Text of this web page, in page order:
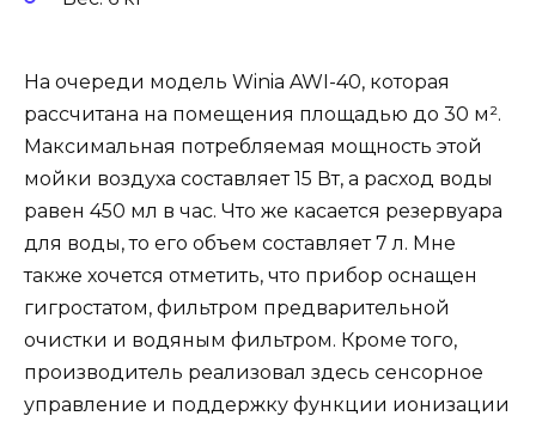
На очереди модель Winia AWI-40, которая
рассчитана на помещения площадью до 30 м².
Максимальная потребляемая мощность этой
мойки воздуха составляет 15 Вт, а расход воды
равен 450 мл в час. Что же касается резервуара
для воды, то его объем составляет 7 л. Мне
также хочется отметить, что прибор оснащен
гигростатом, фильтром предварительной
очистки и водяным фильтром. Кроме того,
производитель реализовал здесь сенсорное
управление и поддержку функции ионизации